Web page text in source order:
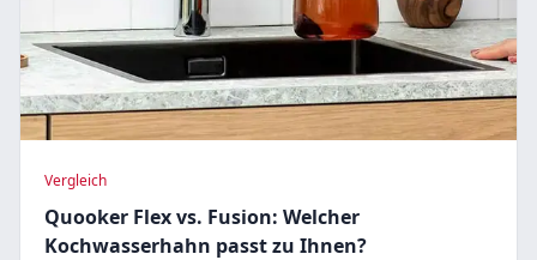
Vergleich
Quooker Flex vs. Fusion: Welcher
Kochwasserhahn passt zu Ihnen?